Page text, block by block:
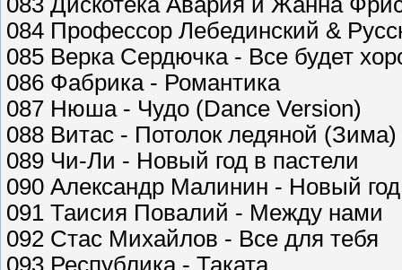
084 Профессор Лебединский &
085 Верка Сердючка - Все будет
086 Фабрика - Романтика
087 Нюша - Чудо (Dance Version)
088 Витас - Потолок ледяной (Зима)
089 Чи-Ли - Новый год в пастели
090 Александр Малинин - Новый год
091 Таисия Повалий - Между нами
092 Стас Михайлов - Все для тебя
093 Республика - Таката